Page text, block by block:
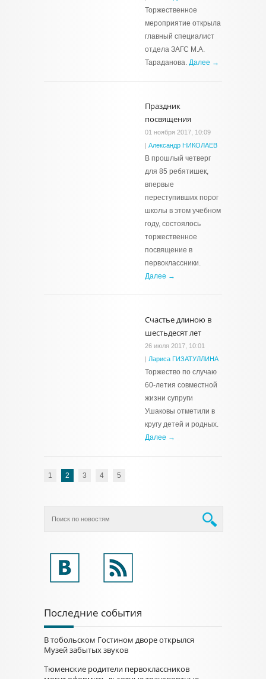
Торжественное
мероприятие открыла
главный специалист
отдела ЗАГС М.А.
Тараданова. Далее →
Праздник
посвящения
01 ноября 2017, 10:09
| Александр НИКОЛАЕВ
В прошлый четверг
для 85 ребятишек,
впервые
переступивших порог
школы в этом учебном
году, состоялось
торжественное
посвящение в
первоклассники.
Далее →
Счастье длиною в
шестьдесят лет
26 июля 2017, 10:01
| Лариса ГИЗАТУЛЛИНА
Торжество по случаю
60-летия совместной
жизни супруги
Ушаковы отметили в
кругу детей и родных.
Далее →
1 2 3 4 5
Последние события
В тобольском Гостином дворе открылся
Музей забытых звуков
Тюменские родители первоклассников